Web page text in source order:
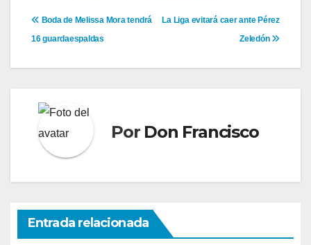
Navegación
de
La Liga evitará caer ante Pérez
Zeledón
Boda de Melissa Mora tendrá
16 guardaespaldas
Por Don Francisco
Entrada relacionada